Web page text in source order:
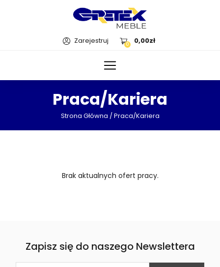
Zarejestruj 0 0,00zł
Praca/kariera
Strona Główna / Praca/kariera
Brak aktualnych ofert pracy.
Zapisz się do naszego Newslettera